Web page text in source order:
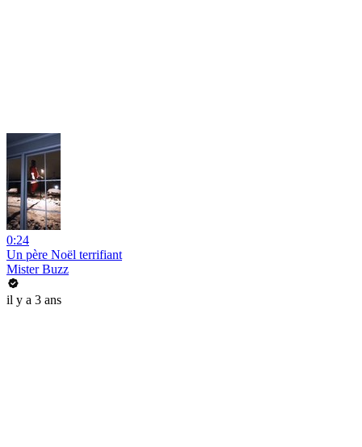
0:24
Un père Noël terrifiant
Mister Buzz
il y a 3 ans